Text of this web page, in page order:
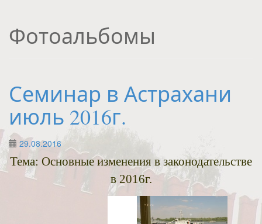
Фотоальбомы
Семинар в Астрахани
июль 2016г.
29.08.2016
Тема: Основные изменения в законодательстве
в 2016г.